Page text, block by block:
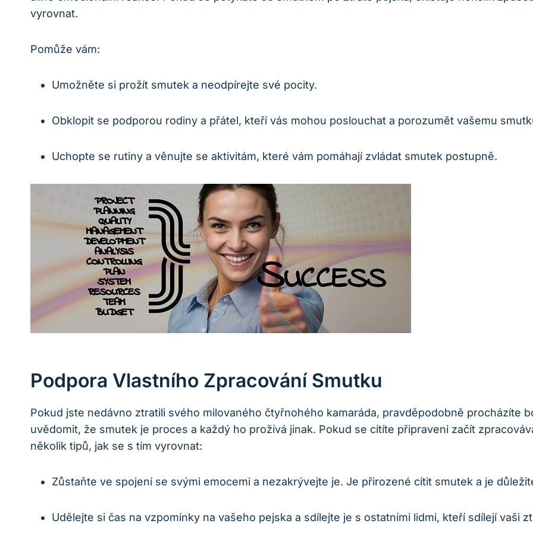
vyrovnat.
Pomůže vám:
Umožněte si prožít smutek a neodpírejte své pocity.
Obklopit se podporou rodiny a přátel, kteří vás mohou poslouchat a porozumět vašemu
Uchopte se rutiny a věnujte se aktivitám, které vám pomáhají zvládat smutek postupně.
Podpora Vlastního Zpracování Smutku
Pokud jste nedávno ztratili svého milovaného čtyřnohého kamaráda, pravděpodobně procházíte
uvědomit, že smutek je proces a každý ho prožívá jinak. Pokud se cítíte připraveni začít
několik tipů, jak se s tím vyrovnat:
Zůstaňte ve spojení se svými emocemi a nezakrývejte je. Je přirozené cítit smutek a je
Udělejte si čas na vzpomínky na vašeho pejska a sdílejte je s ostatními lidmi, kteří sdílejí vaši